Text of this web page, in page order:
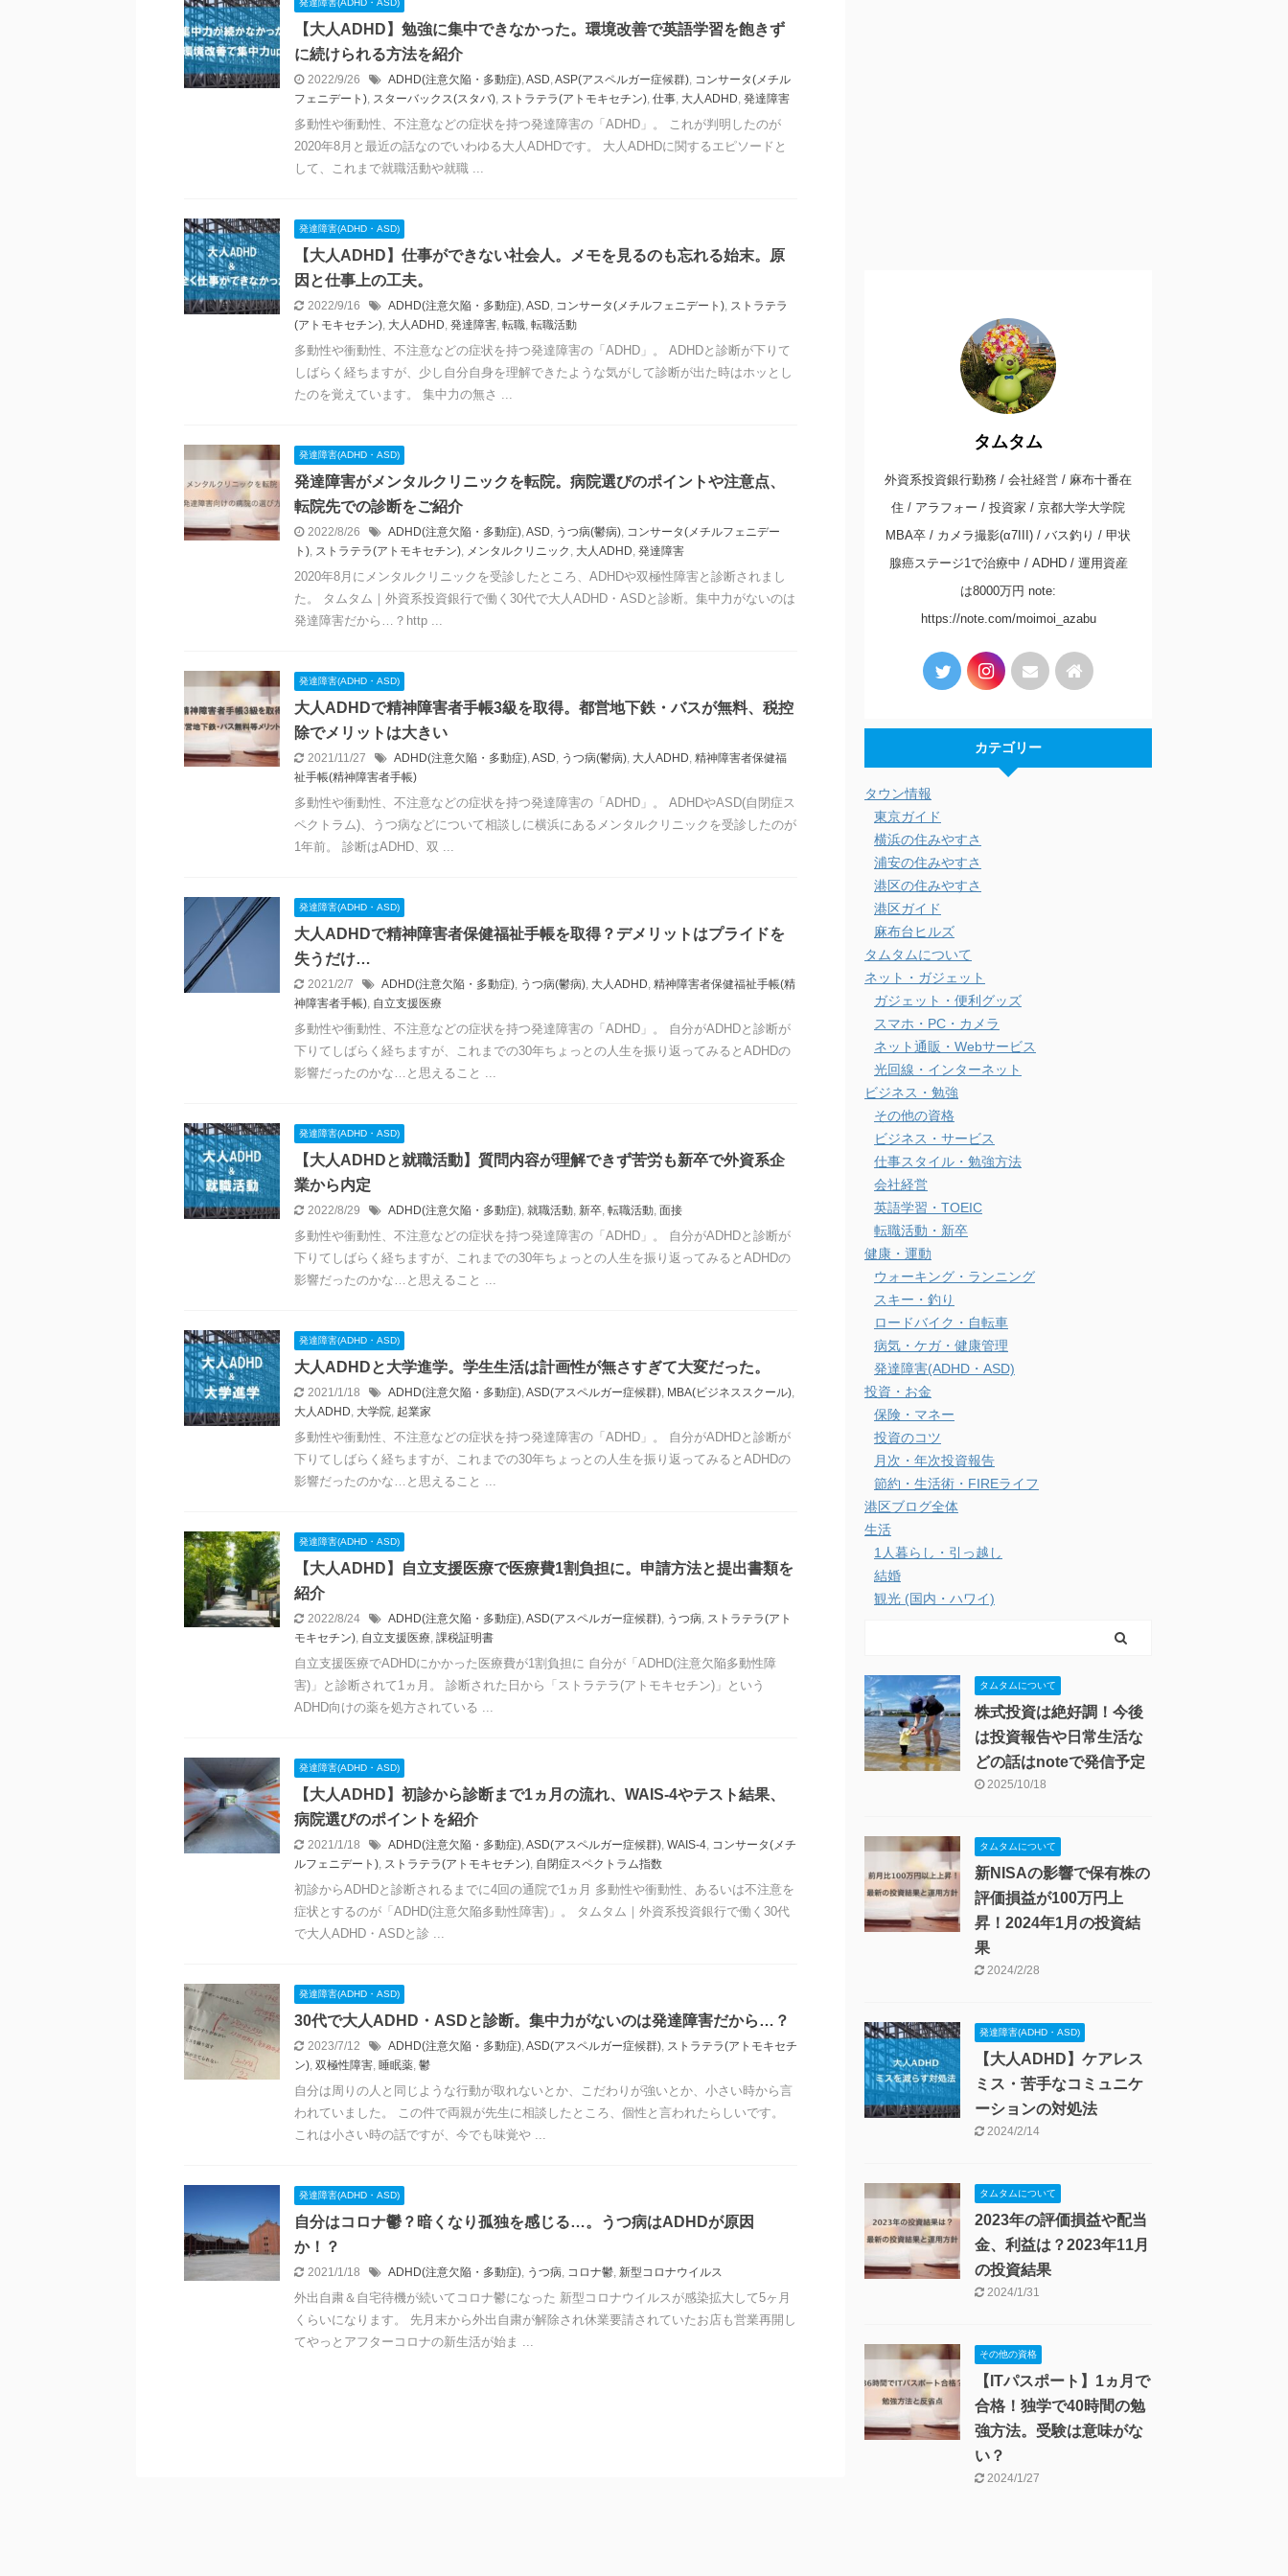
発達障害(ADHD・ASD)
【大人ADHD】勉強に集中できなかった。環境改善で英語学習を飽きず
に続けられる方法を紹介
2022/9/26 ADHD(注意欠陥・多動症),ASD,ASP(アスペルガー症候群), コンサータ(メチル
フェニデート), スターバックス(スタバ), ストラテラ(アトモキセチン), 仕事, 大人ADHD, 発達障害
多動性や衝動性、不注意などの症状を持つ発達障害の「ADHD」。 これが判明したのが
2020年8月と最近の話なのでいわゆる大人ADHDです。 大人ADHDに関するエピソードと
して、これまで就職活動や就職 ...
発達障害(ADHD・ASD)
【大人ADHD】仕事ができない社会人。メモを見るのも忘れる始末。原
因と仕事上の工夫。
2022/9/16 ADHD(注意欠陥・多動症),ASD, コンサータ(メチルフェニデート), ストラテラ
(アトモキセチン), 大人ADHD, 発達障害, 転職, 転職活動
多動性や衝動性、不注意などの症状を持つ発達障害の「ADHD」。 ADHDと診断が下りて
しばらく経ちますが、少し自分自身を理解できたような気がして診断が出た時はホッとし
たのを覚えています。 集中力の無さ ...
発達障害(ADHD・ASD)
発達障害がメンタルクリニックを転院。病院選びのポイントや注意点、
転院先での診断をご紹介
2022/8/26 ADHD(注意欠陥・多動症),ASD, うつ病(鬱病), コンサータ(メチルフェニデー
ト), ストラテラ(アトモキセチン), メンタルクリニック , 大人ADHD, 発達障害
2020年8月にメンタルクリニックを受診したところ、ADHDや双極性障害と診断されまし
た。 タムタム｜外資系投資銀行で働く30代で大人ADHD・ASDと診断。集中力がないのは
発達障害だから…？http ...
発達障害(ADHD・ASD)
大人ADHDで精神障害者手帳3級を取得。都営地下鉄・バスが無料、税控
除でメリットは大きい
2021/11/27 ADHD(注意欠陥・多動症),ASD, うつ病(鬱病), 大人ADHD, 精神障害者保健福
祉手帳(精神障害者手帳)
多動性や衝動性、不注意などの症状を持つ発達障害の「ADHD」。 ADHDやASD(自閉症ス
ペクトラム)、うつ病などについて相談しに横浜にあるメンタルクリニックを受診したのが
1年前。 診断はADHD、双 ...
発達障害(ADHD・ASD)
大人ADHDで精神障害者保健福祉手帳を取得？デメリットはプライドを
失うだけ…
2021/2/7 ADHD(注意欠陥・多動症), うつ病(鬱病), 大人ADHD, 精神障害者保健福祉手帳(精
神障害者手帳), 自立支援医療
多動性や衝動性、不注意などの症状を持つ発達障害の「ADHD」。 自分がADHDと診断が
下りてしばらく経ちますが、これまでの30年ちょっとの人生を振り返ってみるとADHDの
影響だったのかな…と思えること ...
発達障害(ADHD・ASD)
【大人ADHDと就職活動】質問内容が理解できず苦労も新卒で外資系企
業から内定
2022/8/29 ADHD(注意欠陥・多動症), 就職活動, 新卒, 転職活動, 面接
多動性や衝動性、不注意などの症状を持つ発達障害の「ADHD」。 自分がADHDと診断が
下りてしばらく経ちますが、これまでの30年ちょっとの人生を振り返ってみるとADHDの
影響だったのかな…と思えること ...
発達障害(ADHD・ASD)
大人ADHDと大学進学。学生生活は計画性が無さすぎて大変だった。
2021/1/18 ADHD(注意欠陥・多動症),ASD(アスペルガー症候群), MBA(ビジネススクール),
大人ADHD, 大学院, 起業家
多動性や衝動性、不注意などの症状を持つ発達障害の「ADHD」。 自分がADHDと診断が
下りてしばらく経ちますが、これまでの30年ちょっとの人生を振り返ってみるとADHDの
影響だったのかな…と思えること ...
発達障害(ADHD・ASD)
【大人ADHD】自立支援医療で医療費1割負担に。申請方法と提出書類を
紹介
2022/8/24 ADHD(注意欠陥・多動症),ASD(アスペルガー症候群), うつ病, ストラテラ(アト
モキセチン), 自立支援医療, 課税証明書
自立支援医療でADHDにかかった医療費が1割負担に 自分が「ADHD(注意欠陥多動性障
害)」と診断されて1ヵ月。 診断された日から「ストラテラ(アトモキセチン)」という
ADHD向けの薬を処方されている ...
発達障害(ADHD・ASD)
【大人ADHD】初診から診断まで1ヵ月の流れ、WAIS-4やテスト結果、
病院選びのポイントを紹介
2021/1/18 ADHD(注意欠陥・多動症),ASD(アスペルガー症候群), WAIS-4, コンサータ(メチ
ルフェニデート), ストラテラ(アトモキセチン), 自閉症スペクトラム指数
初診からADHDと診断されるまでに4回の通院で1ヵ月 多動性や衝動性、あるいは不注意を
症状とするのが「ADHD(注意欠陥多動性障害)」。 タムタム｜外資系投資銀行で働く30代
で大人ADHD・ASDと診 ...
発達障害(ADHD・ASD)
30代で大人ADHD・ASDと診断。集中力がないのは発達障害だから…？
2023/7/12 ADHD(注意欠陥・多動症),ASD(アスペルガー症候群), ストラテラ(アトモキセチ
ン), 双極性障害, 睡眠薬, 鬱
自分は周りの人と同じような行動が取れないとか、こだわりが強いとか、小さい時から言
われていました。 この件で両親が先生に相談したところ、個性と言われたらしいです。
これは小さい時の話ですが、今でも味覚や ...
発達障害(ADHD・ASD)
自分はコロナ鬱？暗くなり孤独を感じる…。うつ病はADHDが原因
か！？
2021/1/18 ADHD(注意欠陥・多動症), うつ病, コロナ鬱, 新型コロナウイルス
外出自粛＆自宅待機が続いてコロナ鬱になった 新型コロナウイルスが感染拡大して5ヶ月
くらいになります。 先月末から外出自粛が解除され休業要請されていたお店も営業再開し
てやっとアフターコロナの新生活が始ま ...
タムタム
外資系投資銀行勤務 / 会社経営 / 麻布十番在
住 / アラフォー / 投資家 / 京都大学大学院
MBA卒 / カメラ撮影(α7III) / バス釣り / 甲状
腺癌ステージ1で治療中 / ADHD / 運用資産
は8000万円 note:
https://note.com/moimoi_azabu
カテゴリー
タウン情報
東京ガイド
横浜の住みやすさ
浦安の住みやすさ
港区の住みやすさ
港区ガイド
麻布台ヒルズ
タムタムについて
ネット・ガジェット
ガジェット・便利グッズ
スマホ・PC・カメラ
ネット通販・Webサービス
光回線・インターネット
ビジネス・勉強
その他の資格
ビジネス・サービス
仕事スタイル・勉強方法
会社経営
英語学習・TOEIC
転職活動・新卒
健康・運動
ウォーキング・ランニング
スキー・釣り
ロードバイク・自転車
病気・ケガ・健康管理
発達障害(ADHD・ASD)
投資・お金
保険・マネー
投資のコツ
月次・年次投資報告
節約・生活術・FIREライフ
港区ブログ全体
生活
1人暮らし・引っ越し
結婚
観光 (国内・ハワイ)
タムタムについて
株式投資は絶好調！今後
は投資報告や日常生活な
どの話はnoteで発信予定
2025/10/18
タムタムについて
新NISAの影響で保有株の
評価損益が100万円上
昇！2024年1月の投資結
果
2024/2/28
発達障害(ADHD・ASD)
【大人ADHD】ケアレス
ミス・苦手なコミュニケ
ーションの対処法
2024/2/14
タムタムについて
2023年の評価損益や配当
金、利益は？2023年11月
の投資結果
2024/1/31
その他の資格
【ITパスポート】1ヵ月で
合格！独学で40時間の勉
強方法。受験は意味がな
い？
2024/1/27